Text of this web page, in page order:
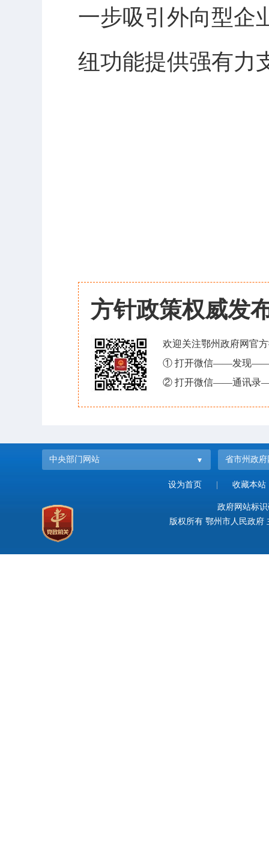
一步吸引外向型企
纽功能提供强有力
方针政策权威发
欢迎关注鄂州政府网官
① 打开微信——发现——
② 打开微信——通讯录
中央部门网站 省市州政府
设为首页 收藏本站
政府网站标
版权所有 鄂州市人民政府